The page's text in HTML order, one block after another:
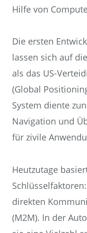
Hilfe von
Die ersten
lassen sich auf
als das US-
(Global
System diente
Navigation und
für zivile
Heutzutage
direkten
(M2M). In der